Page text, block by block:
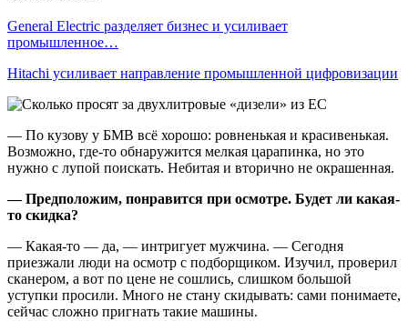
General Electric разделяет бизнес и усиливает
промышленное…
Hitachi усиливает направление промышленной цифровизации
— По кузову у БМВ всё хорошо: ровненькая и красивенькая.
Возможно, где-то обнаружится мелкая царапинка, но это
нужно с лупой поискать. Небитая и вторично не окрашенная.
— Предположим, понравится при осмотре. Будет ли какая-
то скидка?
— Какая-то — да, — интригует мужчина. — Сегодня
приезжали люди на осмотр с подборщиком. Изучил, проверил
сканером, а вот по цене не сошлись, слишком большой
уступки просили. Много не стану скидывать: сами понимаете,
сейчас сложно пригнать такие машины.